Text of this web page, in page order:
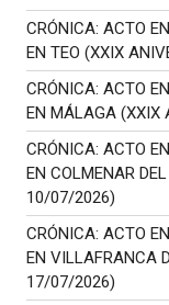
CRÓNICA: ACTO
EN TEO (XXIX
CRÓNICA: ACTO
EN MÁLAGA (XXIX
CRÓNICA: ACTO
EN COLMENAR
10/07/2026)
CRÓNICA: ACTO
EN VILLAFRANCA
17/07/2026)